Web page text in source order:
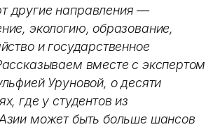
другие направления —
экологию, образование,
и государственное
вместе с экспертом
Уруновой, о десяти
где у студентов из
может быть больше шансов